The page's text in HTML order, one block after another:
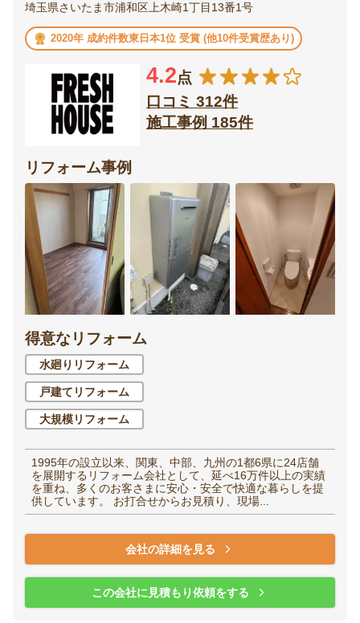
エクステリア・
庭・
バルコニー
ウッドデッキ
テラス・
サンルーム
ポーチ
カーポート・
ガレージ
門扉 オーニング
洋室（子供部屋・寝
室）
廊下
玄関 エントランス
家全体・
リノベーション
埼玉県さいたま市浦和区上木崎1丁目13番1号
2020年 成約件数東日本1位 受賞 (他10件受賞歴あり)
4.2点
口コミ 312件
施工事例 185件
リフォーム事例
得意なリフォーム
水廻りリフォーム
戸建てリフォーム
大規模リフォーム
1995年の設立以来、関東、中部、九州の1都6県に24店舗
を展開するリフォーム会社として、延べ16万件以上の実績
を重ね、多くのお客さまに安心・安全で快適な暮らしを提
供しています。 お打合せからお見積り、現場...
会社の詳細を見る
この会社に見積もり依頼をする